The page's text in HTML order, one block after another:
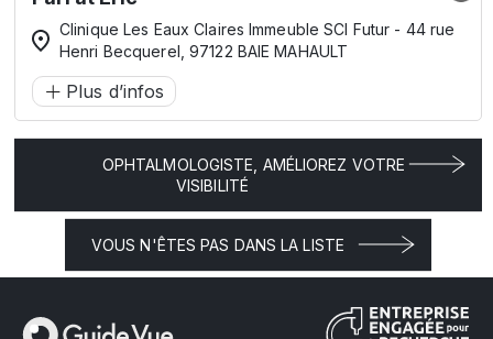
Clinique Les Eaux Claires Immeuble SCI Futur - 44 rue
Henri Becquerel, 97122 BAIE MAHAULT
Plus d’infos
OPHTALMOLOGISTE, AMÉLIOREZ VOTRE
VISIBILITÉ
VOUS N'ÊTES PAS DANS LA LISTE